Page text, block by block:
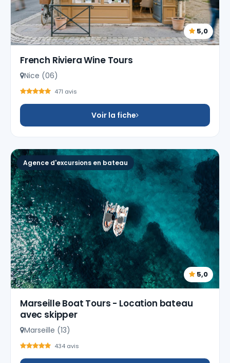
5,0
French Riviera Wine Tours
Nice (06)
471 avis
Voir la fiche
Agence d'excursions en bateau
5,0
Marseille Boat Tours - Location bateau
avec skipper
Marseille (13)
434 avis